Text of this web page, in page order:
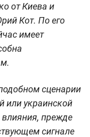
от Киева и
Кот. По его
имеет
сценарии
или украинской
влияния, прежде
сигнале